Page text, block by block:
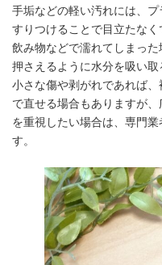
無垢材の床のお手
手垢などの軽い汚れには、
すりつけることで目立たなく
飲み物などで濡れてしまっ
押さえるように水分を吸い取
小さな傷や剥がれであれば
で直せる場合もありますが
を重視したい場合は、専門
す。